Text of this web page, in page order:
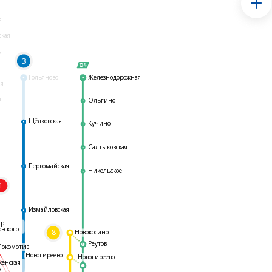
Гольяново
3
8
Железнодорожная
Ольгино
Кучино
Салтыковская
Никольское
Реутов
Измайловская
Первомайская
Щёлковская
Новогиреево
Новогиреево
Новокосино